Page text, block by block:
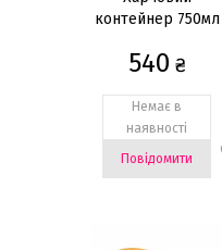
контейнер 750мл
540 ₴
Немає в
наявності
Повідомити